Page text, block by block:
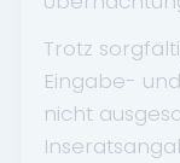
Trotz
Eingabe-
nicht